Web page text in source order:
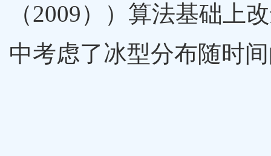
（2009））算法基础上
中考虑了冰型分布随时